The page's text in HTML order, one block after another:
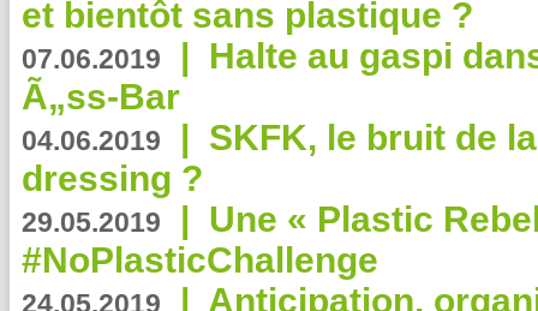
et bientôt sans plastique ?
07.06.2019 | Halte au gaspi
Ã„ss-Bar
04.06.2019 | SKFK, le bruit de
dressing ?
29.05.2019 | Une « Plastic
#NoPlasticChallenge
24.05.2019 | Anticipation,